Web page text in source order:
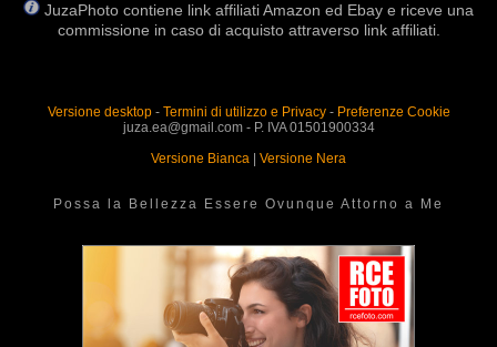
JuzaPhoto contiene link affiliati Amazon ed Ebay e riceve una
commissione in caso di acquisto attraverso link affiliati.
Versione desktop- Termini di utilizzo e Privacy- Preferenze Cookie
juza.ea@gmail.com - P. IVA 01501900334
Versione Bianca
Versione Nera
Possa la Bellezza Essere Ovunque Attorno a Me